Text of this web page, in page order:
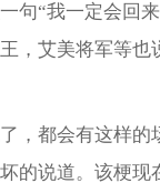
句“我一定会回
，艾美将军等也
，都会有这样的
的说道。该梗现